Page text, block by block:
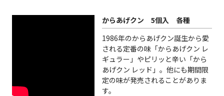
からあげクン 5個入 各種
1986年のからあげクン誕生から愛
される定番の味「からあげクン レ
ギュラー」やピリッと辛い「から
あげクン レッド」。他にも期間限
定の味が発売されることがありま
す。